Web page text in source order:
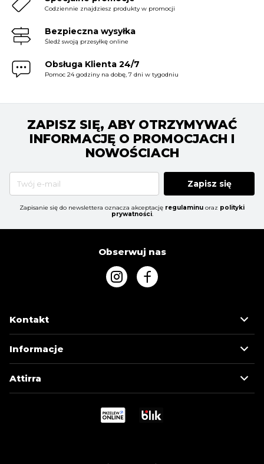
Codziennie znajdziesz produkty w promocji
Bezpieczna wysyłka
Śledź swoją przesyłkę online
Obsługa Klienta 24/7
Pomoc 24 godziny na dobę, 7 dni w tygodniu
ZAPISZ SIĘ, ABY OTRZYMYWAĆ
INFORMACJĘ O PROMOCJACH I
NOWOŚCIACH
Zapisz się
Zapisanie się do newslettera oznacza akceptację regulaminu oraz polityki
prywatności.
Obserwuj nas
Kontakt
Informacje
Attirra